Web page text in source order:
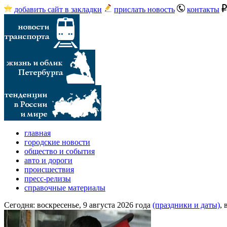
добавить сайт в закладки прислать новость контакты
главная
городские новости
общество и события
авто и дороги
происшествия
пресс-релизы
справочные материалы
Сегодня: воскресенье, 9 августа 2026 года (праздники и даты),